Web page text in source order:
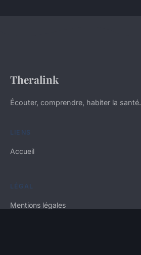
Theralink
Écouter, comprendre, habiter la santé.
LIENS
Accueil
LÉGAL
Mentions légales